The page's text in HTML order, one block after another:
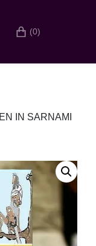
(0)
IN SARNAMI